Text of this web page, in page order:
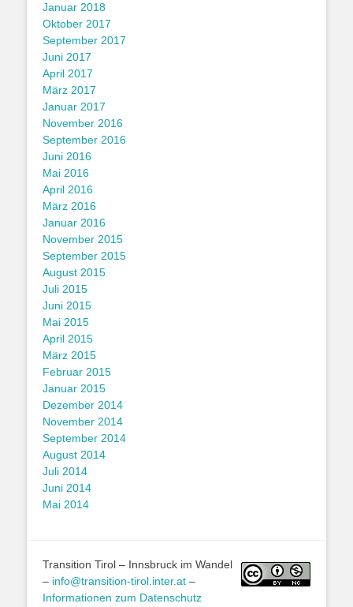
Januar 2018
Oktober 2017
September 2017
Juni 2017
April 2017
März 2017
Januar 2017
November 2016
September 2016
Juni 2016
Mai 2016
April 2016
März 2016
Januar 2016
November 2015
September 2015
August 2015
Juli 2015
Juni 2015
Mai 2015
April 2015
März 2015
Februar 2015
Januar 2015
Dezember 2014
November 2014
September 2014
August 2014
Juli 2014
Juni 2014
Mai 2014
Transition Tirol – Innsbruck im Wandel
– info@transition-tirol.inter.at –
Informationen zum Datenschutz